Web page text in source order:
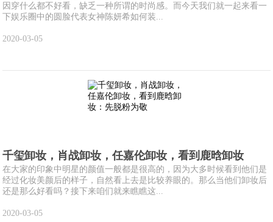
因穿什么都不好看，缺乏一种所谓的时尚感。而今天我们就一起来看一
下娱乐圈中的圆脸代表女神陈妍希如何装...
2020-03-05
千玺卸妆，肖战卸妆，任嘉伦卸妆，看到鹿晗卸妆
在大家的印象中明星的颜值一般都是很高的，因为大多时候看到他们是
经过化妆美颜后的样子，自然看上去是比较养眼的。那么当他们卸妆后
还是那么好看吗？接下来咱们就来瞧瞧这...
2020-03-05